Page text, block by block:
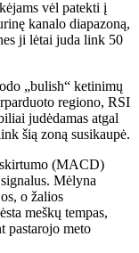
vėl patekti į
kanalo diapazoną,
ji lėtai juda link 50
„bulish“ ketinimų
regiono, RSI
judėdamas atgal
šią zoną susikaupė.
(MACD)
Mėlyna
o žalios
meškų tempas,
pastarojo meto